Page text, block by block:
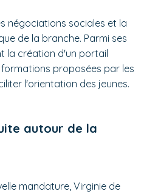
négociations sociales et la
de la branche. Parmi ses
la création d'un portail
proposées par les
l'orientation des jeunes.
autour de la
mandature, Virginie de